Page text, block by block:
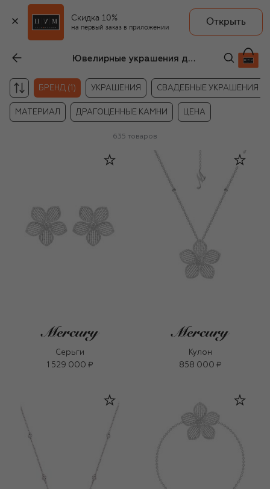
Скидка 10%
на первый заказ в приложении
Открыть
Ювелирные украшения для женщин Mercury
БРЕНД (1) УКРАШЕНИЯ СВАДЕБНЫЕ УКРАШЕНИЯ
МАТЕРИАЛ ДРАГОЦЕННЫЕ КАМНИ ЦЕНА
635 товаров
Серьги
1 529 000 ₽
Кулон
858 000 ₽